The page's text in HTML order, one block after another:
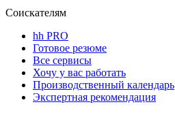
Соискателям
hh PRO
Готовое резюме
Все сервисы
Хочу у вас работать
Производственный календарь
Экспертная рекомендация